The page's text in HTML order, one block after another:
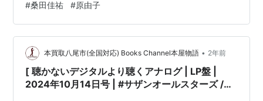
を新品交換して配送致します］※［店舗併売の為、時間差
で売切れの場合がございます。何卒ご了承の上ご注文を
お願い申し上げます］ [ス…
#桑田佳祐 #原由子
本買取八尾市(全国対応) Books Channel本屋物語 • 2年前
[ 聴かないデジタルより聴くアナログ | LP盤 |
2024年10月14日号 | #サザンオールスターズ /